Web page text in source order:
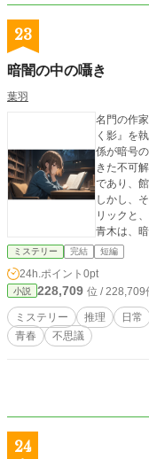
23
暗闇の中の囁き
葉羽
名門の作
く影』を
係が暗号
きた不可
であり、
しかし、
リックと
青木は、
第に彼自
真実を見
ミステリー 完結 短編
24h.ポイント 0pt
小説 228,709 位 / 228,709
ミステリー 推理 日常
青春
不思議
24